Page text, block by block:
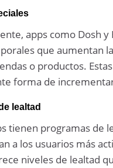
apps como Dosh
que aumentan
o productos.
forma de
lealtad
tienen programas de
a los usuarios más
niveles de lealtad